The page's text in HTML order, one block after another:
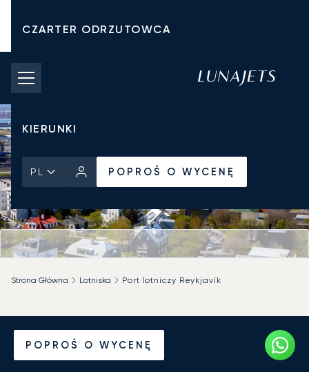
CZARTER ODRZUTOWCA
KOSZTY CZARTERU
PRYWATNE ODRZUTOWCE
KIERUNKI
PL POPROŚ O WYCENĘ
POPROŚ O WYCENĘ
Strona Główna Lotniska Port lotniczy Reykjavík
Prywatny odrzutowiec na
Port lotniczy Reykjavík